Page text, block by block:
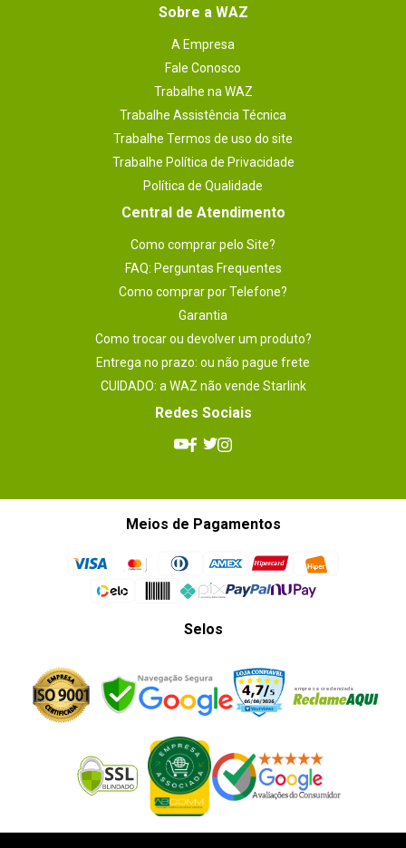
Sobre a WAZ
A Empresa
Fale Conosco
Trabalhe na WAZ
Trabalhe Assistência Técnica
Trabalhe Termos de uso do site
Trabalhe Política de Privacidade
Política de Qualidade
Central de Atendimento
Como comprar pelo Site?
FAQ: Perguntas Frequentes
Como comprar por Telefone?
Garantia
Como trocar ou devolver um produto?
Entrega no prazo: ou não pague frete
CUIDADO: a WAZ não vende Starlink
Redes Sociais
Meios de Pagamentos
Selos